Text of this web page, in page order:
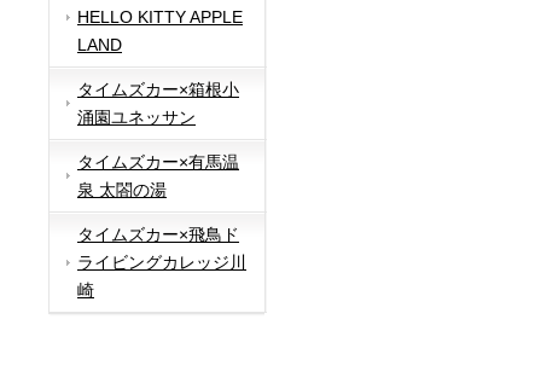
HELLO KITTY APPLE
LAND
タイムズカー×箱根小
涌園ユネッサン
タイムズカー×有馬温
泉 太閤の湯
タイムズカー×飛鳥ド
ライビングカレッジ川
崎